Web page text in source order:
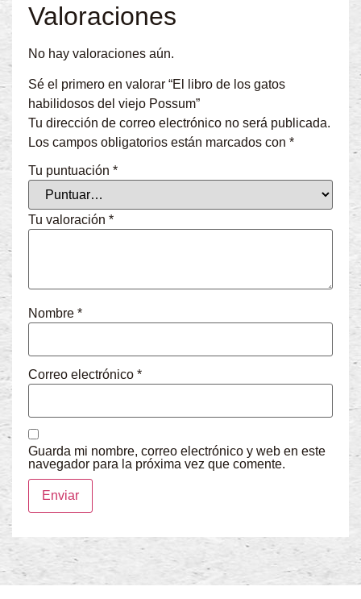
Valoraciones
No hay valoraciones aún.
Sé el primero en valorar “El libro de los gatos
habilidosos del viejo Possum”
Tu dirección de correo electrónico no será publicada.
Los campos obligatorios están marcados con *
Tu puntuación *
Tu valoración *
Nombre *
Correo electrónico *
Guarda mi nombre, correo electrónico y web en este
navegador para la próxima vez que comente.